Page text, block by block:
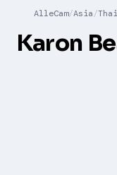
AlleCam Asia
Karon